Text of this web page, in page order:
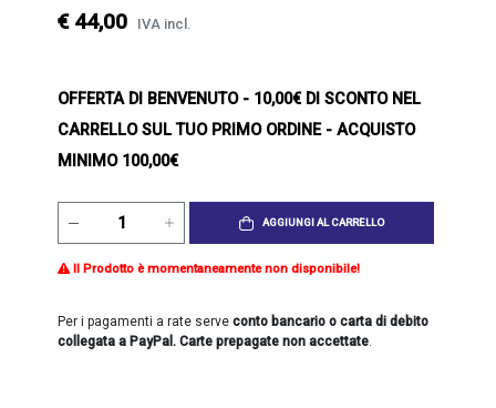
€ 44,00 IVA incl.
OFFERTA DI BENVENUTO- 10,00€ DI SCONTO NEL
CARRELLO SUL TUO PRIMO ORDINE - ACQUISTO
MINIMO 100,00€
AGGIUNGI AL CARRELLO
Il Prodotto è momentaneamente non disponibile!
Per i pagamenti a rate serveconto bancario o carta di debito
collegata a PayPal. Carte prepagate non accettate.